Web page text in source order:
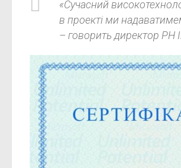
«Сучасний
в проекті ми
– говорить директор PH